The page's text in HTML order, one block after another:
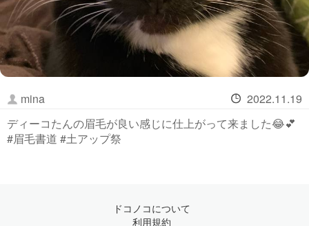
mina
2022.11.19
ディーコたんの眉毛が良い感じに仕上がって来ました😂💕
#眉毛書道 #土アップ祭
ドコノコについて
利用規約